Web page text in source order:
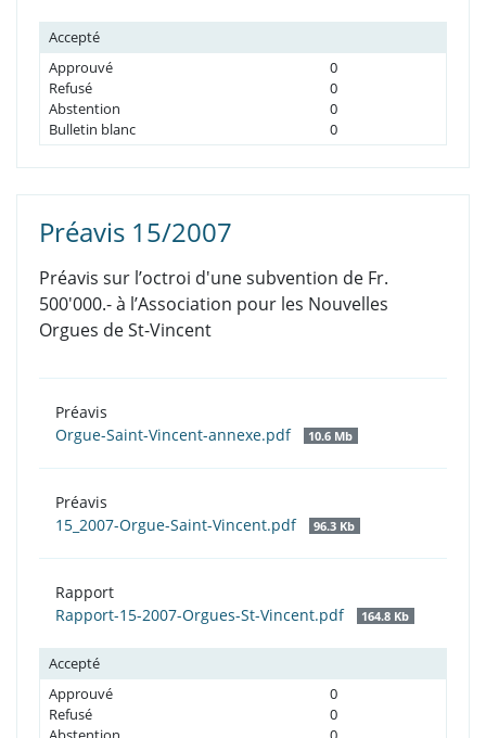
Accepté
Approuvé
0
Refusé
0
Abstention
0
Bulletin blanc
0
Préavis 15/2007
Préavis sur l’octroi d'une subvention de Fr.
500'000.- à l’Association pour les Nouvelles
Orgues de St-Vincent
Préavis
Orgue-Saint-Vincent-annexe.pdf
10.6 Mb
Préavis
15_2007-Orgue-Saint-Vincent.pdf
96.3 Kb
Rapport
Rapport-15-2007-Orgues-St-Vincent.pdf
164.8 Kb
Accepté
Approuvé
0
Refusé
0